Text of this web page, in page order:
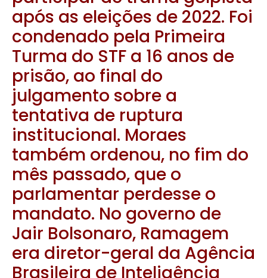
após as eleições de 2022. Foi
condenado pela Primeira
Turma do STF a 16 anos de
prisão, ao final do
julgamento sobre a
tentativa de ruptura
institucional. Moraes
também ordenou, no fim do
mês passado, que o
parlamentar perdesse o
mandato. No governo de
Jair Bolsonaro, Ramagem
era diretor-geral da Agência
Brasileira de Inteligência